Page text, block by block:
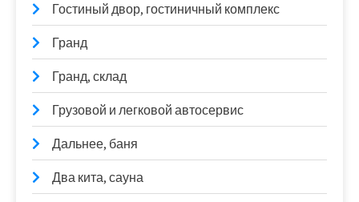
Гостиный двор, гостиничный комплекс
Гранд
Гранд, склад
Грузовой и легковой автосервис
Дальнее, баня
Два кита, сауна